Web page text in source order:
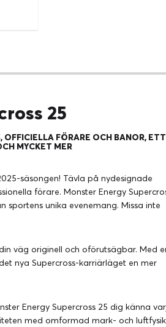
25
OFFICIELLA FÖRARE OCH BANOR, ETT
MYCKET MER
säsongen! Tävla på nydesignade
förare. Monster Energy
sportens unika evenemang. Missa inte
väg originell och oförutsägbar. Med
nya Supercross-karriärläget en mer
Energy Supercross 25 dig känna
med omformad mark- och